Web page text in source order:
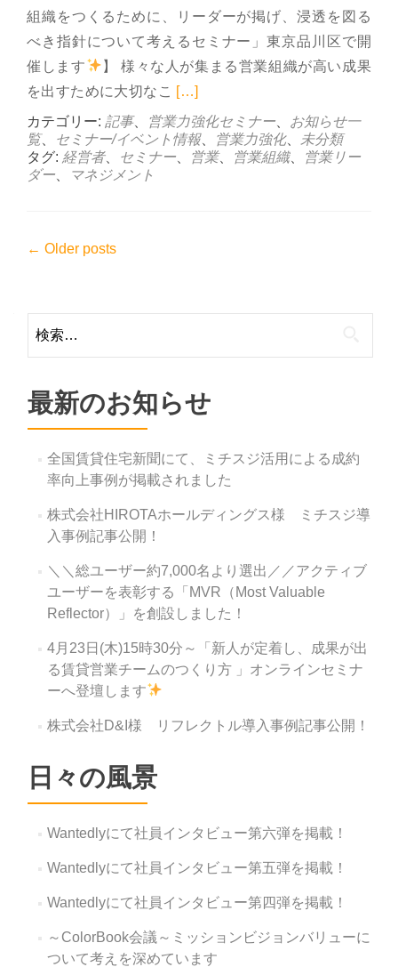
組織をつくるために、リーダーが掲げ、浸透を図る
べき指針について考えるセミナー」東京品川区で開
催します
】 様々な人が集まる営業組織が高い成果
を出すために大切なこ Read more about 10月17日(木
[…]
カテゴリー: 記事、 営業力強化セミナー
お知らせ一
覧、 セミナー/イベント情報、 営業力強化、
未分類
タグ: 経営者、 セミナー 営業、 営業組織、
営業リー
ダー
マネジメント
Posts
← Older posts
索:
最新のお知らせ
全国賃貸住宅新聞にて、ミチスジ活用による成約
率向上事例が掲載されました
株式会社HIROTAホールディングス様 ミチスジ導
入事例記事公開！
＼＼総ユーザー約7,000名より選出／／アクティブ
ユーザーを表彰する「MVR（Most Valuable
Reflector）」を創設しました！
4月23日(木)15時30分～「新人が定着し、成果が出
る賃貸営業チームのつくり方 」オンラインセミナ
ーへ登壇します
株式会社D&I様 リフレクトル導入事例記事公開！
日々の風景
Wantedlyにて社員インタビュー第六弾を掲載！
Wantedlyにて社員インタビュー第五弾を掲載！
Wantedlyにて社員インタビュー第四弾を掲載！
～ColorBook会議～ミッションビジョンバリューに
ついて考えを深めています